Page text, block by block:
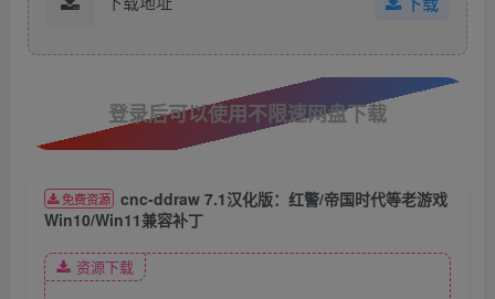
登录后可以使用不限速网盘下载
免费资源 cnc-ddraw 7.1汉化版：红警/帝国时代等老游戏
Win10/Win11兼容补丁​
资源下载